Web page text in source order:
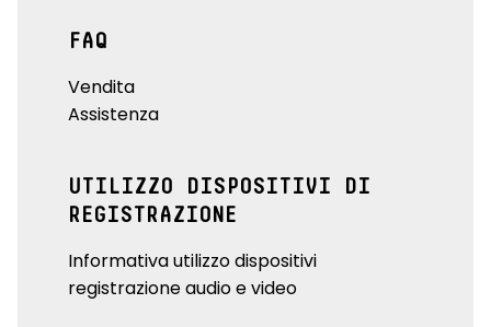
FAQ
Vendita
Assistenza
UTILIZZO DISPOSITIVI DI
REGISTRAZIONE
Informativa utilizzo dispositivi
registrazione audio e video